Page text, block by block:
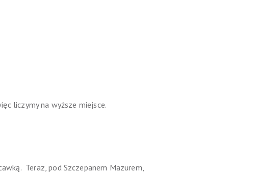
liczymy na wyższe miejsce.
Teraz, pod Szczepanem Mazurem,